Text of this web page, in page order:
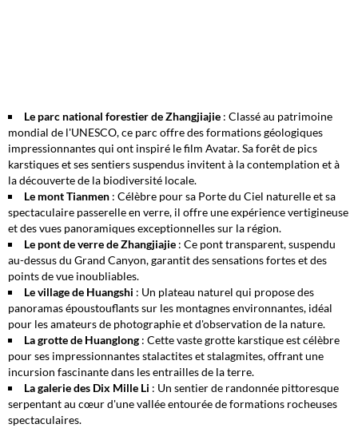
Le parc national forestier de Zhangjiajie : Classé au patrimoine
mondial de l'UNESCO, ce parc offre des formations géologiques
impressionnantes qui ont inspiré le film Avatar. Sa forêt de pics
karstiques et ses sentiers suspendus invitent à la contemplation et à
la découverte de la biodiversité locale.
Le mont Tianmen : Célèbre pour sa Porte du Ciel naturelle et sa
spectaculaire passerelle en verre, il offre une expérience vertigineuse
et des vues panoramiques exceptionnelles sur la région.
Le pont de verre de Zhangjiajie : Ce pont transparent, suspendu
au-dessus du Grand Canyon, garantit des sensations fortes et des
points de vue inoubliables.
Le village de Huangshi : Un plateau naturel qui propose des
panoramas époustouflants sur les montagnes environnantes, idéal
pour les amateurs de photographie et d'observation de la nature.
La grotte de Huanglong : Cette vaste grotte karstique est célèbre
pour ses impressionnantes stalactites et stalagmites, offrant une
incursion fascinante dans les entrailles de la terre.
La galerie des Dix Mille Li : Un sentier de randonnée pittoresque
serpentant au cœur d'une vallée entourée de formations rocheuses
spectaculaires.